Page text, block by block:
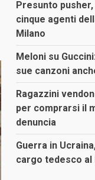
Presunto
cinque agenti
Milano
Meloni su
sue canzoni
Ragazzini
per comprarsi il
denuncia
Guerra in
cargo tedesco al